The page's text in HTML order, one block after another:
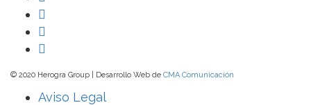
© 2020 Herogra Group | Desarrollo Web de CMA Comunicación
Aviso Legal